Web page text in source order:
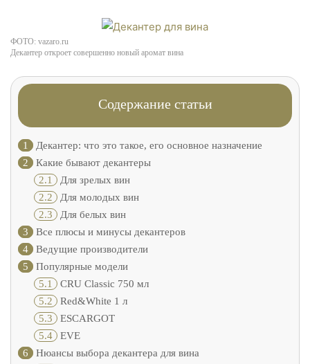
ФОТО: vazaro.ru
Декантер откроет совершенно новый аромат вина
Содержание статьи
1
Декантер: что это такое, его основное назначение
2
Какие бывают декантеры
2.1 Для зрелых вин
2.2 Для молодых вин
2.3 Для белых вин
3
Все плюсы и минусы декантеров
4
Ведущие производители
5
Популярные модели
5.1 CRU Classic 750 мл
5.2 Red&White 1 л
5.3 ESCARGOT
5.4 EVE
6
Нюансы выбора декантера для вина